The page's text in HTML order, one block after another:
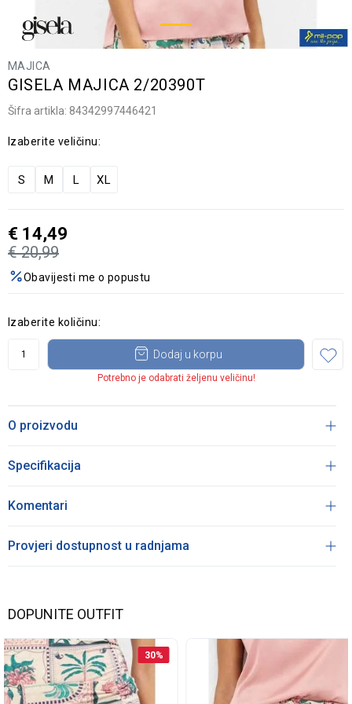
MAJICA
GISELA MAJICA 2/20390T
Šifra artikla: 84342997446421
Izaberite veličinu:
S M L XL
€ 20,99
€ 14,49
Obavijesti me o popustu
Izaberite količinu:
Dodaj u korpu
Potrebno je odabrati željenu veličinu!
O proizvodu
Specifikacija
Komentari
Provjeri dostupnost u radnjama
DOPUNITE OUTFIT
30%